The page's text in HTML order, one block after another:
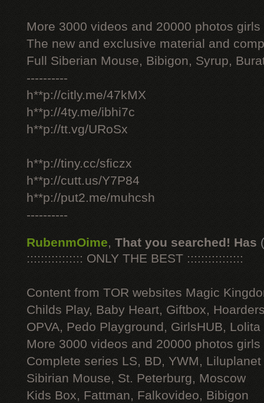
More 3000 videos and 20000 photos
The new and exclusive material and
Full Siberian Mouse, Bibigon, Syrup,
----------
h**p://citly.me/47kMX
h**p://4ty.me/ibhi7c
h**p://tt.vg/URoSx
h**p://tiny.cc/sficzx
h**p://cutt.us/Y7P84
h**p://put2.me/muhcsh
----------
RubenmOime, That you searched! Has
:::::::::::::::: ONLY THE BEST ::::::::::::::::
Content from TOR websites Magic
Childs Play, Baby Heart, Giftbox,
OPVA, Pedo Playground, GirlsHUB, Lolita
More 3000 videos and 20000 photos
Complete series LS, BD, YWM, Liluplanet
Sibirian Mouse, St. Peterburg, Moscow
Kids Box, Fattman, Falkovideo, Bibigon